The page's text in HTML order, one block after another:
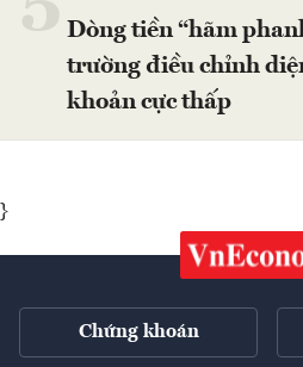
Dòng tiền “hãm
trường điều chỉnh
khoản cực thấp
}
Chứng khoán